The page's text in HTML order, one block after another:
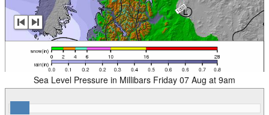
Sea Level Pressure in Millibars Friday 07 Aug at 9am